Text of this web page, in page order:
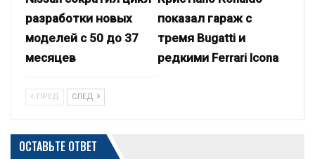
разработки новых
моделей с 50 до 37
месяцев
показал гараж с
тремя Bugatti и
редкими Ferrari Icona
ПРЕД СЛЕД
ОСТАВЬТЕ ОТВЕТ